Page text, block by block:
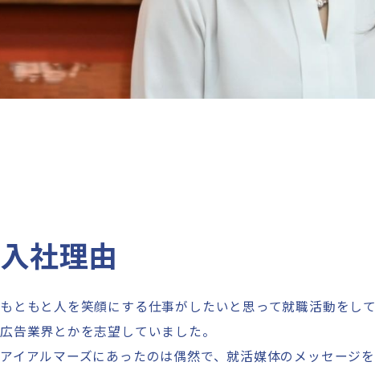
入社理由
もともと人を笑顔にする仕事がしたいと思って就職活動をし
広告業界とかを志望していました。
アイアルマーズにあったのは偶然で、就活媒体のメッセージ